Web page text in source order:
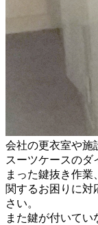
会社の更衣室や施
スーツケースのダ
まった鍵抜き作
関するお困りに対
さい。
また鍵が付いてい